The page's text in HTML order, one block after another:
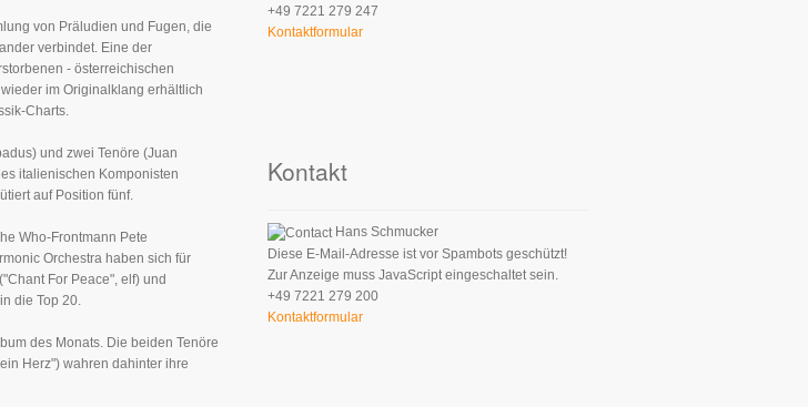
von Präludien und Fugen, die
verbindet. Eine der
- österreichischen
im Originalklang erhältlich
Charts.
und zwei Tenöre (Juan
italienischen Komponisten
auf Position fünf.
Who-Frontmann Pete
Orchestra haben sich für
For Peace", elf) und
die Top 20.
des Monats. Die beiden Tenöre
Herz") wahren dahinter ihre
+49 7221 279 247
Kontaktformular
Kontakt
Hans Schmucker
Diese E-Mail-Adresse ist vor Spambots geschützt!
Zur Anzeige muss JavaScript eingeschaltet sein.
+49 7221 279 200
Kontaktformular